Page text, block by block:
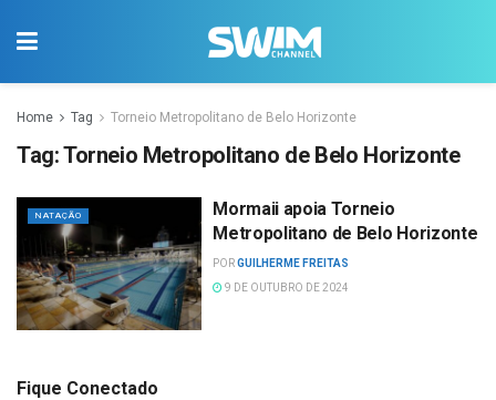
Home Tag Torneio Metropolitano de Belo Horizonte
Tag:Torneio Metropolitano de Belo Horizonte
NATAÇÃO
Mormaii apoia Torneio
Metropolitano de Belo Horizonte
PORGUILHERME FREITAS
9 DE OUTUBRO DE 2024
Fique Conectado